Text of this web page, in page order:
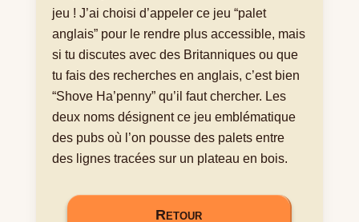
jeu ! J’ai choisi d’appeler ce jeu “palet
anglais” pour le rendre plus accessible, mais
si tu discutes avec des Britanniques ou que
tu fais des recherches en anglais, c’est bien
“Shove Ha’penny” qu’il faut chercher. Les
deux noms désignent ce jeu emblématique
des pubs où l’on pousse des palets entre
des lignes tracées sur un plateau en bois.
Retour